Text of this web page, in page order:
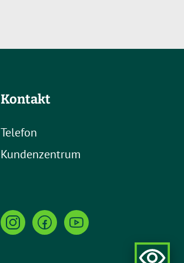
Kontakt
Telefon
Kundenzentrum